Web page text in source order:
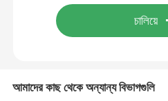
আমাদের সম্পর্কে
কারখানা ভ্রমণ
আমাদের কাছ থেকে অন্যান্য বিভাগগুলি